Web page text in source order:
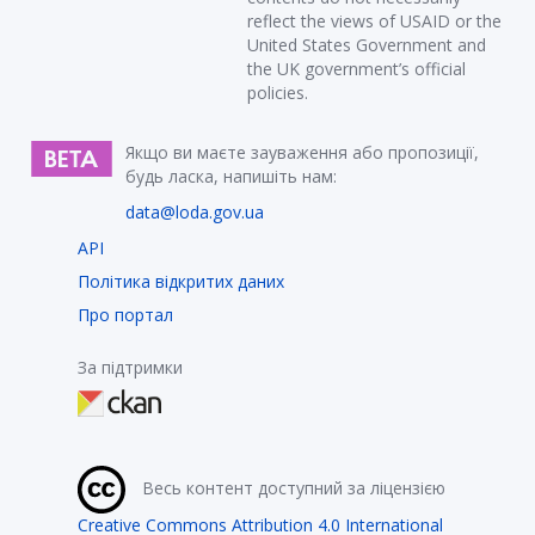
reflect the views of USAID or the
United States Government and
the UK government’s official
policies.
Якщо ви маєте зауваження або пропозиції,
будь ласка, напишіть нам:
data@loda.gov.ua
API
Політика відкритих даних
Про портал
За підтримки
Весь контент доступний за ліцензією
Creative Commons Attribution 4.0 International